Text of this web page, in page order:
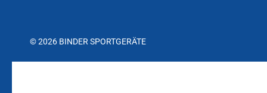
© 2026 BINDER SPORTGERÄTE